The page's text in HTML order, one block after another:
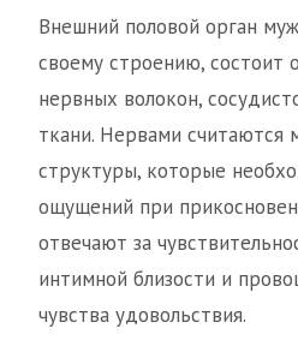
Внешний половой орган
своему строению, состоит
нервных волокон,
ткани. Нервами считаются
структуры, которые
ощущений при
отвечают за
интимной близости и
чувства удовольствия.